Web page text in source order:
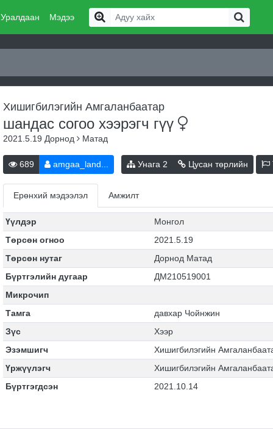
Уралдаан Мэдээ
Хишигбилэгийн Амгаланбаатар
шандас согоо хээрэгч гүү
2021.5.19 Дорнод Матад
689 amgaa_land... Унага 2 Цусан төрлийн
Ерөнхий мэдээлэл Амжилт
Үүлдэр
Монгол
Төрсөн огноо
2021.5.19
Төрсөн нутаг
Дорнод Матад
Бүртгэлийн дугаар
ДМ210519001
Микрочип
Тамга
давхар Чойнжин
Зүс
Хээр
Эзэмшигч
Хишигбилэгийн
Үржүүлэгч
Хишигбилэгийн
Бүртгэгдсэн
2021.10.14